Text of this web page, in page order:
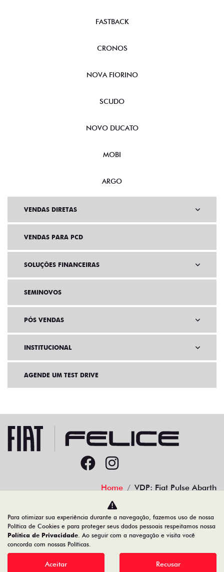
FASTBACK
CRONOS
NOVA FIORINO
SCUDO
NOVO DUCATO
MOBI
ARGO
VENDAS DIRETAS
VENDAS PARA PCD
SOLUÇÕES FINANCEIRAS
SEMINOVOS
PÓS VENDAS
INSTITUCIONAL
AGENDE UM TEST DRIVE
Home VDP: Fiat Pulse Abarth
Desacelere. Seu bem maior é a vida.
91.525.790/0001-84
Para otimizar sua experiência durante a navegação, fazemos uso de nossa
Política de Cookies e para proteger seus dados pessoais respeitamos nossa
Política de Privacidade. Ao seguir com a navegação e visita você
concorda com nossas Políticas.
Aceitar Recusar